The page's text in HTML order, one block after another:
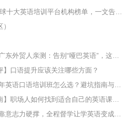
【16万人的经验贴】2022全球十大英语培训平台机构榜单，一文告诉你
必克英语效果怎么样？2026广东外贸人亲测：告别“哑巴英语”，这才是成年人最高效的自救指南！
】口语提升应该关注哪些方面？
实测厦门机构后讲讲：2026年英语口语培训班怎么选？避坑指南与高效学习新范式
【上海成人英语机构选择指南】职场人如何找到适合自己的英语课程？
【2026英语怎么学？】不用靠意志力硬撑，全程督学让学英语变成日常习惯